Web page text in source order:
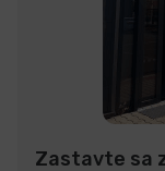
Zastavte sa